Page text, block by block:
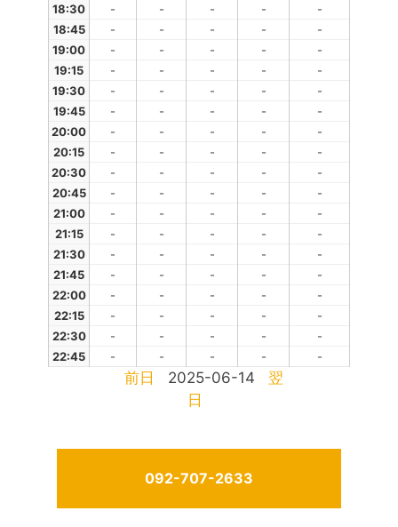
18:30
- - - -
-
18:45
- - - -
-
19:00
- - - -
-
19:15
- - - -
-
19:30
- - - -
-
19:45
- - - -
-
20:00
- - - -
-
20:15
- - - -
-
20:30
- - - -
-
20:45
- - - -
-
21:00
- - - -
-
21:15
- - - -
-
21:30
- - - -
-
21:45
- - - -
-
22:00
- - - -
-
22:15
- - - -
-
22:30
- - - -
-
22:45
- - - - -
前日 2025-06-14
翌
日
092-707-2633